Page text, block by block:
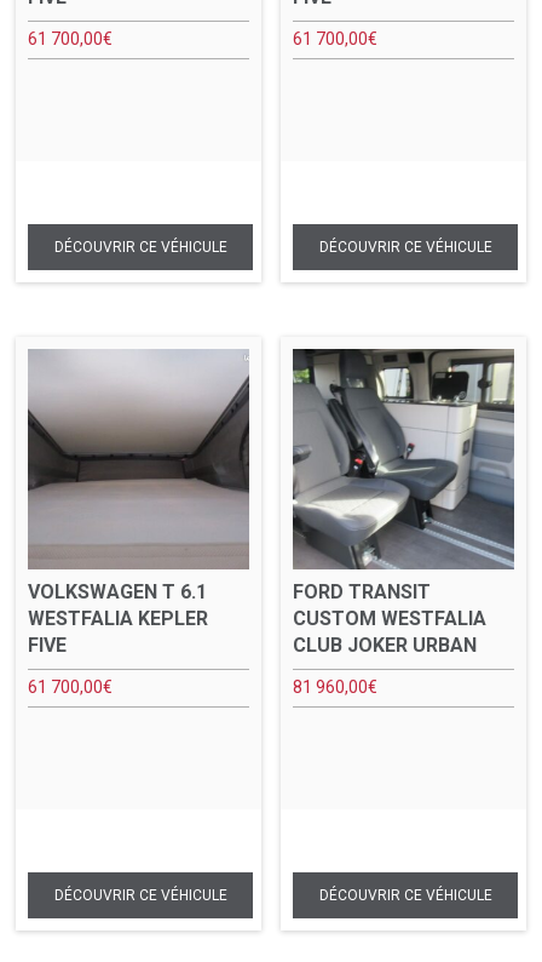
61 700,00€ 61 700,00€
VOLKSWAGEN T 6.1
WESTFALIA KEPLER
FIVE
61 700,00€
FORD TRANSIT
CUSTOM WESTFALIA
CLUB JOKER URBAN
81 960,00€